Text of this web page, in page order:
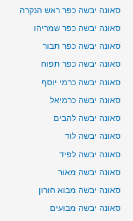
סאונה יבשה כפר ראש הנקרה
סאונה יבשה כפר שמריהו
סאונה יבשה כפר תבור
סאונה יבשה כפר תפוח
סאונה יבשה כרמי יוסף
סאונה יבשה כרמיאל
סאונה יבשה להבים
סאונה יבשה לוד
סאונה יבשה לפיד
סאונה יבשה מאור
סאונה יבשה מבוא חורון
סאונה יבשה מבועים